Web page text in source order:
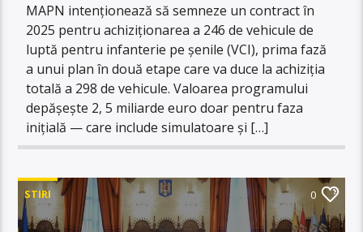
MAPN intenționează să semneze un contract în
2025 pentru achiziționarea a 246 de vehicule de
luptă pentru infanterie pe șenile (VCI), prima fază
a unui plan în două etape care va duce la achiziția
totală a 298 de vehicule. Valoarea programului
depășește 2, 5 miliarde euro doar pentru faza
inițială — care include simulatoare și […]
STIRI 0